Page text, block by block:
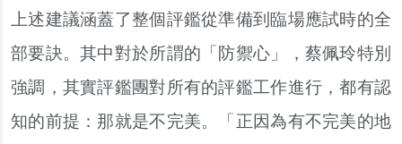
上述建議涵蓋了整個評鑑從準備到臨場應試時的全
部要訣。其中對於所謂的「防禦心」，蔡佩玲特別
強調，其實評鑑團對所有的評鑑工作進行，都有認
知的前提：那就是不完美。「正因為有不完美的地